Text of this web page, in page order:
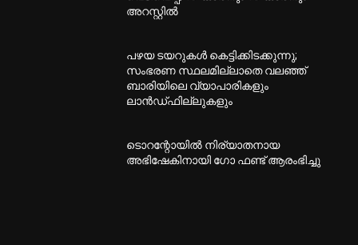
അറസ്റ്റിൽ
പഴയ ടയറുകള്‍ കെട്ടിക്കിടക്കുന്നു;
സംഭരണ സ്ഥലമില്ലാതെ വലഞ്ഞ്
ബാരിയിലെ വ്യാപാരികളും
ലാന്‍ഡ്ഫില്ലുകളും
ടൊറന്റോയില്‍ നിര്യാതനായ
അഭിഷേകിനായി ഗോ ഫണ്ട് ആരംഭിച്ചു